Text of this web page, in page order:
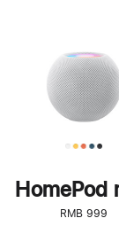
HomePod
RMB 999